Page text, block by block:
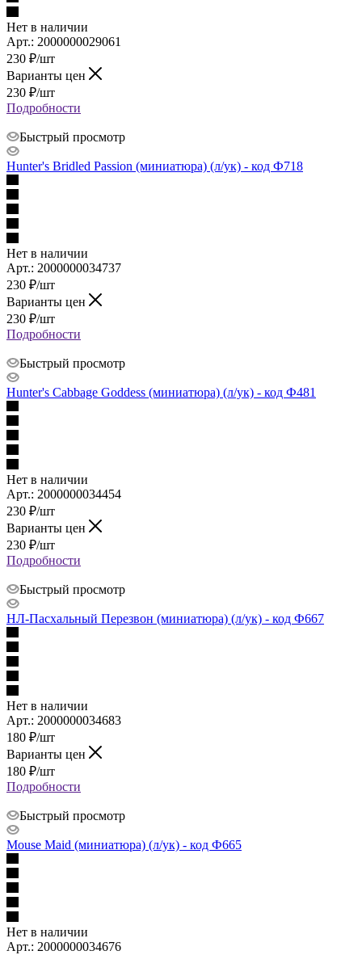
Нет в наличии
Арт.: 2000000029061
230 ₽/шт
Варианты цен
230 ₽/шт
Подробности
Быстрый просмотр
Hunter's Bridled Passion (миниатюра) (л/ук) - код Ф718
Нет в наличии
Арт.: 2000000034737
230 ₽/шт
Варианты цен
230 ₽/шт
Подробности
Быстрый просмотр
Hunter's Cabbage Goddess (миниатюра) (л/ук) - код Ф481
Нет в наличии
Арт.: 2000000034454
230 ₽/шт
Варианты цен
230 ₽/шт
Подробности
Быстрый просмотр
НЛ-Пасхальный Перезвон (миниатюра) (л/ук) - код Ф667
Нет в наличии
Арт.: 2000000034683
180 ₽/шт
Варианты цен
180 ₽/шт
Подробности
Быстрый просмотр
Mouse Maid (миниатюра) (л/ук) - код Ф665
Нет в наличии
Арт.: 2000000034676